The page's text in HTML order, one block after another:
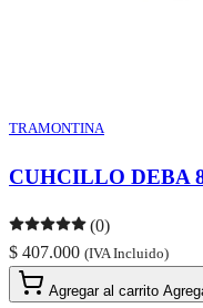
TRAMONTINA
CUHCILLO DEBA
(0)
$ 407.000 (IVA Incluido)
Agregar al carrito